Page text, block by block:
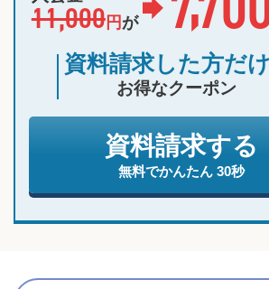
11,000円 が
資料請求した方だけ
お得なクーポン
資料請求する
無料でかんたん 30秒